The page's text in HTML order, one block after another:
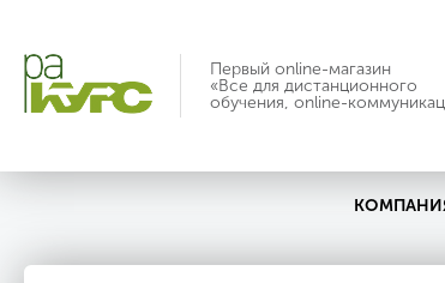
Первый online-магазин
«Все для дистанционного
обучения, online-